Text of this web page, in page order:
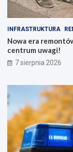
INFRASTRUKTURA
Nowa era
centrum uwagi!
7 sierpnia 2026